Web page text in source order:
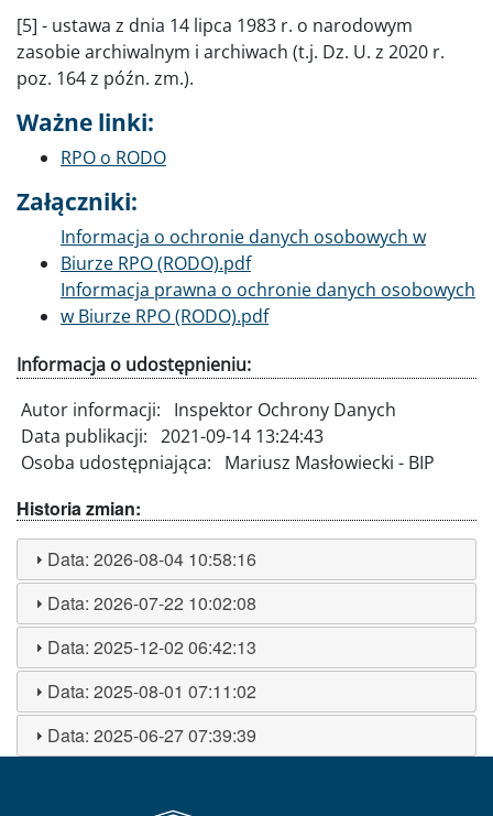
[5] - ustawa z dnia 14 lipca 1983 r. o narodowym
zasobie archiwalnym i archiwach (t.j. Dz. U. z 2020 r.
poz. 164 z późn. zm.).
Ważne linki:
RPO o RODO
Załączniki:
Dokument
Informacja o ochronie danych osobowych w
Biurze RPO (RODO).pdf
Dokument
Informacja prawna o ochronie danych osobowych
w Biurze RPO (RODO).pdf
Informacja o udostępnieniu:
Autor informacji:
Inspektor Ochrony Danych
Data publikacji: 2021-09-14 13:24:43
Osoba udostępniająca:
Mariusz Masłowiecki - BIP
Historia zmian:
Data:2026-08-04 10:58:16
Data:2026-07-22 10:02:08
Data:2025-12-02 06:42:13
Data:2025-08-01 07:11:02
Data:2025-06-27 07:39:39